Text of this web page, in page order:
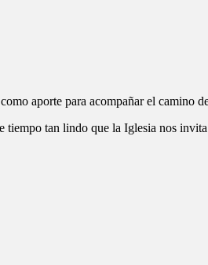
aporte para acompañar el camino
tiempo tan lindo que la Iglesia nos